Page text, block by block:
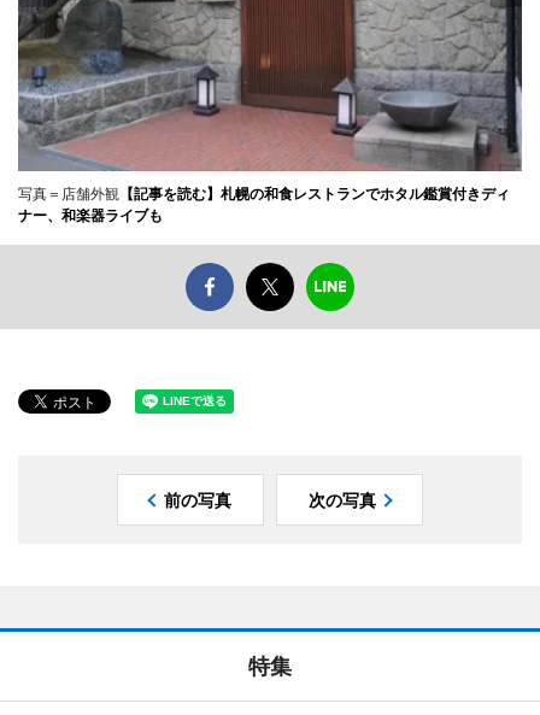
写真＝店舗外観 【記事を読む】札幌の和食レストランでホタル鑑賞付きディ
ナー、和楽器ライブも
前の写真 次の写真
特集